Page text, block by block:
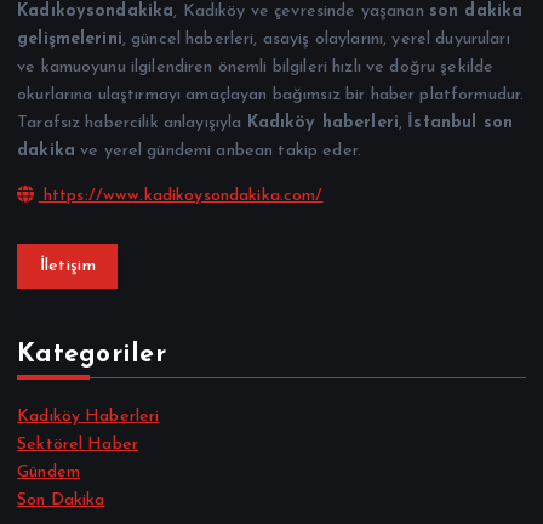
Kadıkoysondakika, Kadıköy ve çevresinde yaşanan son dakika
gelişmelerini, güncel haberleri, asayiş olaylarını, yerel duyuruları
ve kamuoyunu ilgilendiren önemli bilgileri hızlı ve doğru şekilde
okurlarına ulaştırmayı amaçlayan bağımsız bir haber platformudur.
Tarafsız habercilik anlayışıyla Kadıköy haberleri,
İstanbul son
dakika ve yerel gündemi anbean takip eder.
https://www.kadikoysondakika.com/
İletişim
Kategoriler
Kadıköy Haberleri
Sektörel Haber
Gündem
Son Dakika